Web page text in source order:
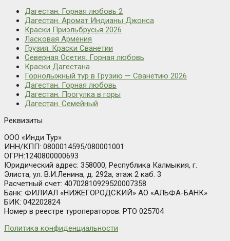
Дагестан. Горная любовь 2
Дагестан. Аромат Индианы Джонса
Краски Приэльбрусья 2026
Ласковая Армения
Грузия. Краски Сванетии
Северная Осетия. Горная любовь
Краски Дагестана
Горнолыжный тур в Грузию — Сванетию 2026
Дагестан. Горная любовь
Дагестан. Прогулка в горы
Дагестан. Семейный
Реквизиты
ООО «Инди Тур»
ИНН/КПП: 0800014595/080001001
ОГРН:1240800000693
Юридический адрес: 358000, Республика Калмыкия, г.
Элиста, ул. В.И.Ленина, д. 292а, этаж 2 каб. 3
Расчетный счет: 40702810929520007358
Банк: ФИЛИАЛ «НИЖЕГОРОДСКИЙ» АО «АЛЬФА-БАНК»
БИК: 042202824
Номер в реестре туроператоров: РТО 025704
Политика конфиденциальности